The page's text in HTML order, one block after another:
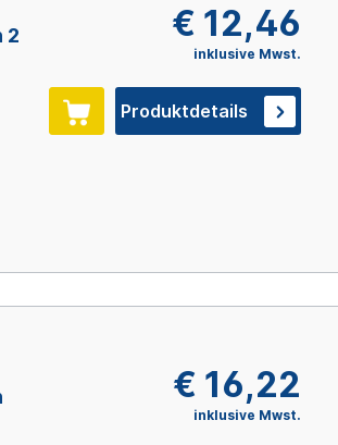
2
€ 12,46
inklusive Mwst.
Produktdetails
€ 16,22
inklusive Mwst.